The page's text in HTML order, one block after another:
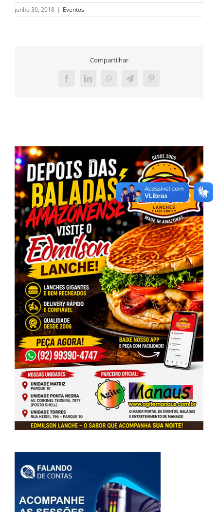
junho 30, 2018 | Eventos
Compartilhar
FacebookLinkedInWhatsAppTelegramPinterest